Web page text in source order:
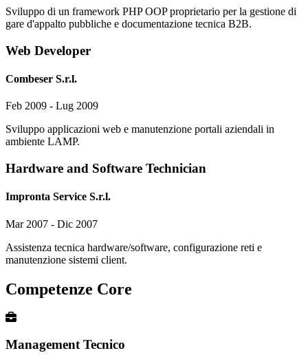
Sviluppo di un framework PHP OOP proprietario per la gestione di
gare d'appalto pubbliche e documentazione tecnica B2B.
Web Developer
Combeser S.r.l.
Feb 2009 - Lug 2009
Sviluppo applicazioni web e manutenzione portali aziendali in
ambiente LAMP.
Hardware and Software Technician
Impronta Service S.r.l.
Mar 2007 - Dic 2007
Assistenza tecnica hardware/software, configurazione reti e
manutenzione sistemi client.
Competenze Core
Management Tecnico